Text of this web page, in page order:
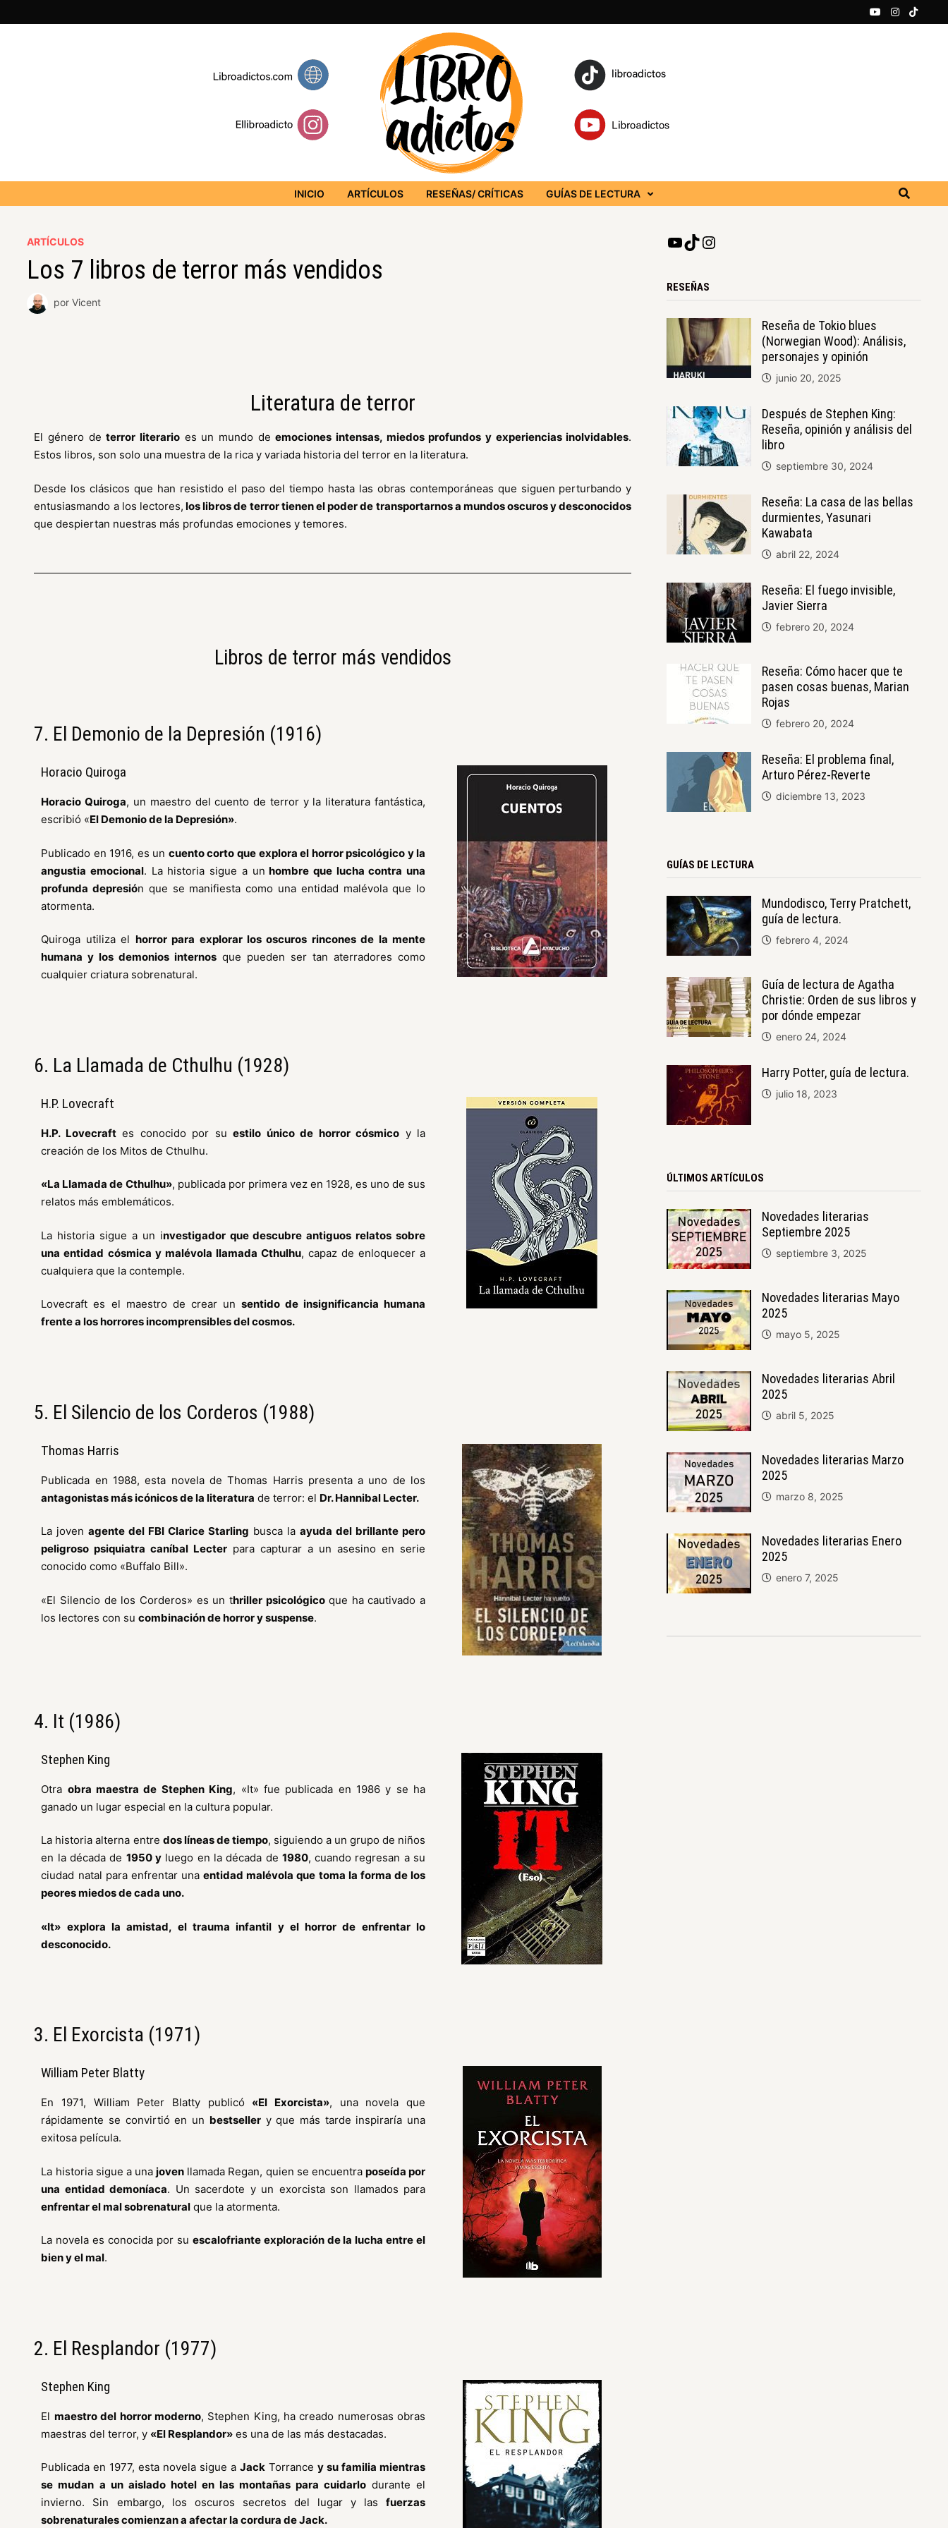
INICIO ARTÍCULOS RESEÑAS/ CRÍTICAS GUÍAS DE LECTURA
ARTÍCULOS
Los 7 libros de terror más vendidos
porVicent
Literatura de terror
El género deterror literario es un mundo deemociones intensas, miedos profundos y experiencias inolvidables.
Estos libros, son solo una muestra de la rica y variada historia del terror en la literatura.
Desde los clásicos que han resistido el paso del tiempo hasta las obras contemporáneas que siguen perturbando y
entusiasmando a los lectores, los libros de terror tienen el poder de transportarnos a mundos oscuros y desconocidos
que despiertan nuestras más profundas emociones y temores.
Libros de terror más vendidos
7. El Demonio de la Depresión (1916)
Horacio Quiroga
Horacio Quiroga, un maestro del cuento de terror y la literatura fantástica,
escribió «El Demonio de la Depresión».
Publicado en 1916, es un cuento corto que explora el horror psicológico y la
angustia emocional. La historia sigue a un hombre que lucha contra una
profunda depresión que se manifiesta como una entidad malévola que lo
atormenta.
Quiroga utiliza el horror para explorar los oscuros rincones de la mente
humana y los demonios internos que pueden ser tan aterradores como
cualquier criatura sobrenatural.
6. La Llamada de Cthulhu (1928)
H.P. Lovecraft
H.P. Lovecraftes conocido por suestilo único de horror cósmico y la
creación de los Mitos de Cthulhu.
«La Llamada de Cthulhu», publicada por primera vez en 1928, es uno de sus
relatos más emblemáticos.
La historia sigue a un investigador que descubre antiguos relatos sobre
una entidad cósmica y malévola llamada Cthulhu, capaz de enloquecer a
cualquiera que la contemple.
Lovecraft es el maestro de crear un sentido de insignificancia humana
frente a los horrores incomprensibles del cosmos.
5. El Silencio de los Corderos (1988)
Thomas Harris
Publicada en 1988, esta novela de Thomas Harris presenta a uno de los
antagonistas más icónicos de la literatura de terror: el Dr. Hannibal Lecter.
La jovenagente del FBI Clarice Starling busca laayuda del brillante pero
peligroso psiquiatra caníbal Lecter para capturar a un asesino en serie
conocido como «Buffalo Bill».
«El Silencio de los Corderos» es un thriller psicológicoque ha cautivado a
los lectores con sucombinación de horror y suspense.
4. It (1986)
Stephen King
Otra obra maestra de Stephen King, «It» fue publicada en 1986 y se ha
ganado un lugar especial en la cultura popular.
La historia alterna entre dos líneas de tiempo, siguiendo a un grupo de niños
en la década de 1950 yluego en la década de 1980, cuando regresan a su
ciudad natal para enfrentar unaentidad malévola que toma la forma de los
peores miedos de cada uno.
«It» explora la amistad, el trauma infantil y el horror de enfrentar lo
desconocido.
3. El Exorcista (1971)
William Peter Blatty
En 1971, William Peter Blatty publicó «El Exorcista», una novela que
rápidamente se convirtió en un bestsellery que más tarde inspiraría una
exitosa película.
La historia sigue a unajoven llamada Regan, quien se encuentra poseída por
una entidad demoníaca. Un sacerdote y un exorcista son llamados para
enfrentar el mal sobrenatural que la atormenta.
La novela es conocida por su escalofriante exploración de la lucha entre el
bien y el mal.
2. El Resplandor (1977)
Stephen King
El maestro del horror moderno, Stephen King, ha creado numerosas obras
maestras del terror, y «El Resplandor» es una de las más destacadas.
Publicada en 1977, esta novela sigue aJack Torrancey su familia mientras
se mudan a un aislado hotel en las montañas para cuidarlodurante el
invierno. Sin embargo, los oscuros secretos del lugar y lasfuerzas
sobrenaturales comienzan a afectar la cordura de Jack.
RESEÑAS
Reseña de Tokio blues
(Norwegian Wood): Análisis,
personajes y opinión
junio 20, 2025
Después de Stephen King:
Reseña, opinión y análisis del
libro
septiembre 30, 2024
Reseña: La casa de las bellas
durmientes, Yasunari
Kawabata
abril 22, 2024
Reseña: El fuego invisible,
Javier Sierra
febrero 20, 2024
Reseña: Cómo hacer que te
pasen cosas buenas, Marian
Rojas
febrero 20, 2024
Reseña: El problema final,
Arturo Pérez-Reverte
diciembre 13, 2023
GUÍAS DE LECTURA
Mundodisco, Terry Pratchett,
guía de lectura.
febrero 4, 2024
Guía de lectura de Agatha
Christie: Orden de sus libros y
por dónde empezar
enero 24, 2024
Harry Potter, guía de lectura.
julio 18, 2023
ÚLTIMOS ARTÍCULOS
Novedades literarias
Septiembre 2025
septiembre 3, 2025
Novedades literarias Mayo
2025
mayo 5, 2025
Novedades literarias Abril
2025
abril 5, 2025
Novedades literarias Marzo
2025
marzo 8, 2025
Novedades literarias Enero
2025
enero 7, 2025